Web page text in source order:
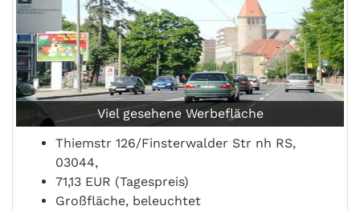
Viel gesehene Werbefläche
Thiemstr 126/Finsterwalder Str nh RS,
03044,
71,13 EUR (Tagespreis)
Großfläche, beleuchtet